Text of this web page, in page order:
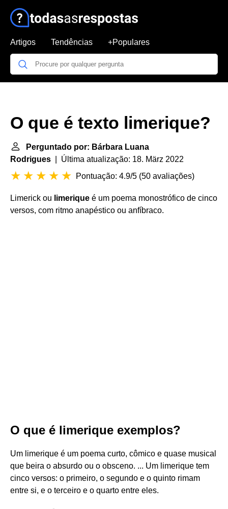
Artigos Tendências +Populares
O que é texto limerique?
Perguntado por: Bárbara Luana
Rodrigues | Última atualização: 18. März 2022
Pontuação: 4.9/5 (50 avaliações)
Limerick ou limerique é um poema monostrófico de cinco
versos, com ritmo anapéstico ou anfíbraco.
O que é limerique exemplos?
Um limerique é um poema curto, cômico e quase musical
que beira o absurdo ou o obsceno. ... Um limerique tem
cinco versos: o primeiro, o segundo e o quinto rimam
entre si, e o terceiro e o quarto entre eles.